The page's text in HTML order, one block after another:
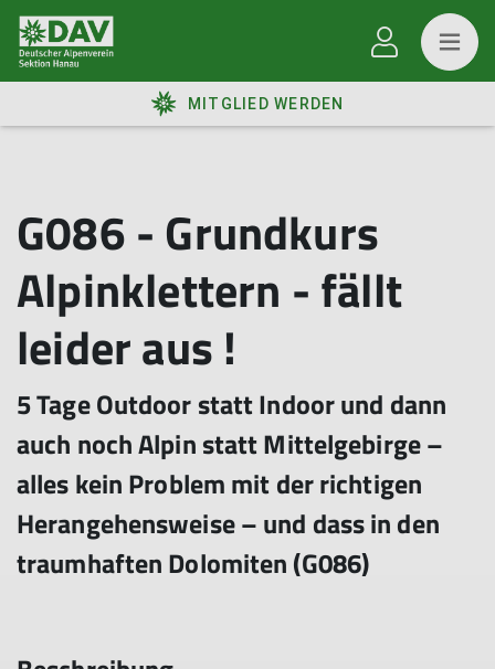
MITGLIED WERDEN
G086 - Grundkurs
Alpinklettern - fällt
leider aus !
5 Tage Outdoor statt Indoor und dann
auch noch Alpin statt Mittelgebirge –
alles kein Problem mit der richtigen
Herangehensweise – und dass in den
traumhaften Dolomiten (G086)